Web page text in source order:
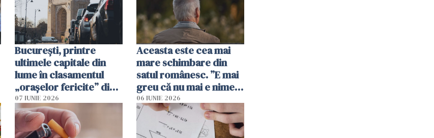
București, printre
ultimele capitale din
lume în clasamentul
„orașelor fericite” din
2026
07 IUNIE 2026
Aceasta este cea mai
mare schimbare din
satul românesc. ”E mai
greu că nu mai e nimeni
pe-aici, prin jur”
06 IUNIE 2026